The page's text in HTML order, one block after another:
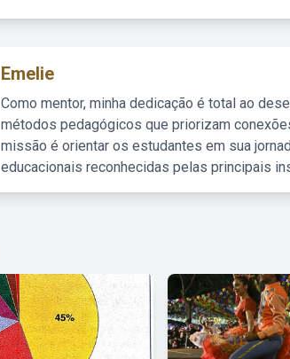
Emelie
Como mentor, minha dedicação é total ao
métodos pedagógicos que priorizam
missão é orientar os estudantes em sua
educacionais reconhecidas pelas principais